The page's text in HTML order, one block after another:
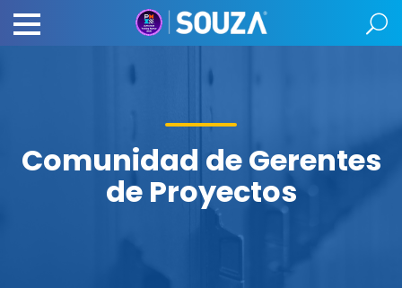
Comunidad de Gerentes
de Proyectos